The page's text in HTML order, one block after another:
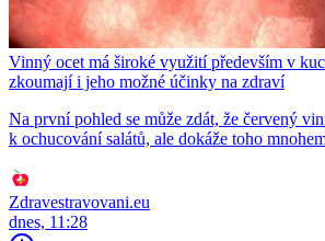
Vinný ocet má široké využití především v
zkoumají i jeho možné účinky na zdraví
Na první pohled se může zdát, že červený
k ochucování salátů, ale dokáže toho
Zdravestravovani.eu
dnes, 11:28